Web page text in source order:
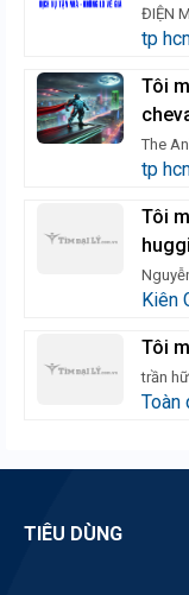
ĐIỆN
tp
Tôi
The
tp
Tôi
Kiên
Tôi
trần
Toàn
TIÊU DÙNG